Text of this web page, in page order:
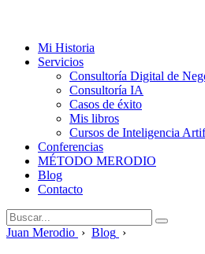
Mi Historia
Servicios
Consultoría Digital de
Consultoría IA
Casos de éxito
Mis libros
Cursos de Inteligencia
Conferencias
MÉTODO MERODIO
Blog
Contacto
Juan Merodio › Blog ›